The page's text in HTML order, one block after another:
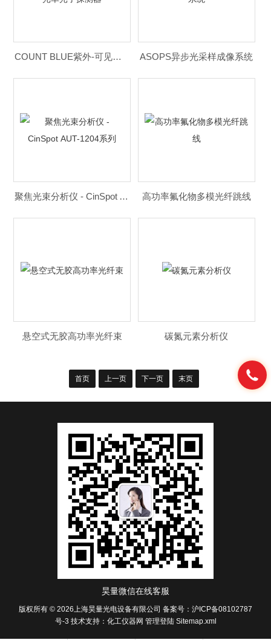
COUNT BLUE紫外-可见光单光子探测器 ASOPS异步光采样成像系统
聚焦光束分析仪 - CinSpot AUT-1204系列 高功率氟化物多模光纤跳线
悬空式无胶高功率光纤束 碳氮元素分析仪
首页 上一页 下一页 末页
昊量微信在线客服
版权所有 © 2026上海昊量光电设备有限公司 备案号：沪ICP备08102787
号-3 技术支持： 化工仪器网 管理登陆 Sitemap.xml